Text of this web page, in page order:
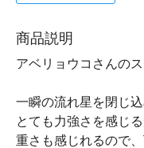
商品説明
アベリョウコさんの
一瞬の流れ星を閉じ
とても力強さを感じる
重さも感じれるので